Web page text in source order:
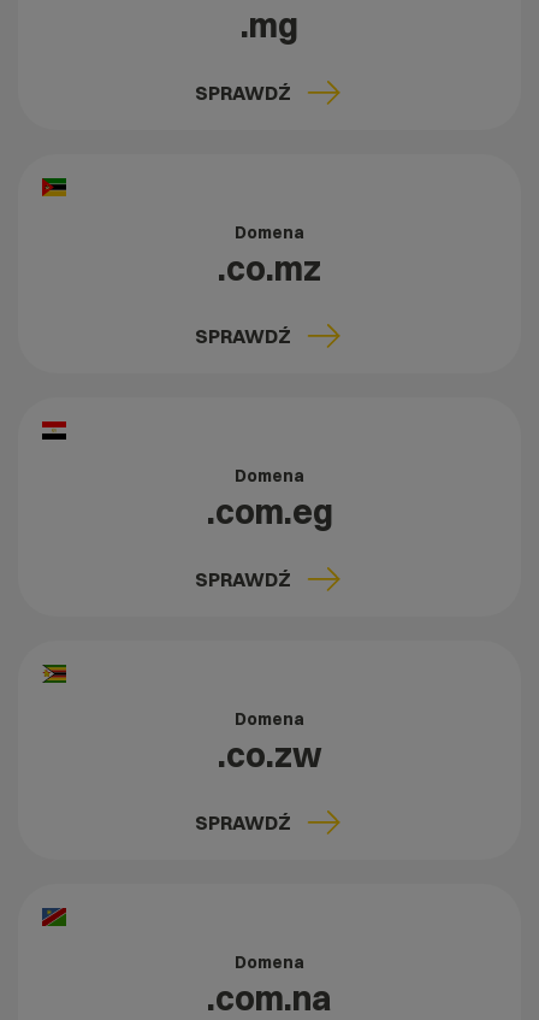
.mg
SPRAWDŹ
Domena
.co.mz
SPRAWDŹ
Domena
.com.eg
SPRAWDŹ
Domena
.co.zw
SPRAWDŹ
Domena
.com.na